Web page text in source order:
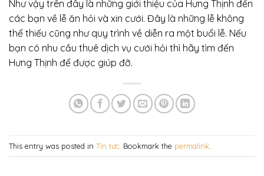
Như vậy trên đây là những giới thiệu của Hưng Thịnh đến
các bạn về lễ ăn hỏi và xin cưới. Đây là những lễ không
thể thiếu cũng như quy trình về diễn ra một buổi lễ. Nếu
bạn có nhu cầu thuê dịch vụ cưới hỏi thì hãy tìm đến
Hưng Thịnh để được giúp đỡ.
This entry was posted in Tin tức . Bookmark the permalink